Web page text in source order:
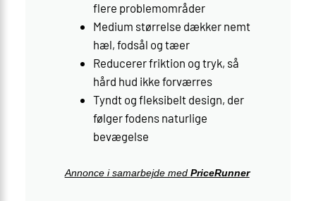
flere problemområder
Medium størrelse dækker nemt
hæl, fodsål og tæer
Reducerer friktion og tryk, så
hård hud ikke forværres
Tyndt og fleksibelt design, der
følger fodens naturlige
bevægelse
Annonce i samarbejde med PriceRunner